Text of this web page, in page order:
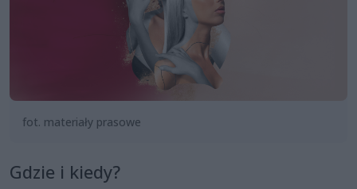
fot. materiały prasowe
Gdzie i kiedy?